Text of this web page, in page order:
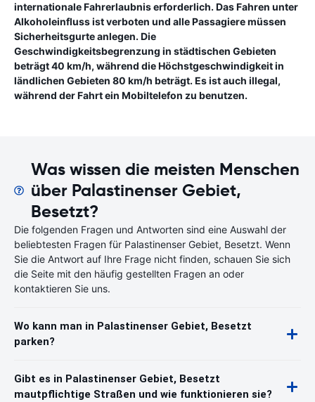
internationale Fahrerlaubnis erforderlich. Das Fahren unter
Alkoholeinfluss ist verboten und alle Passagiere müssen
Sicherheitsgurte anlegen. Die
Geschwindigkeitsbegrenzung in städtischen Gebieten
beträgt 40 km/h, während die Höchstgeschwindigkeit in
ländlichen Gebieten 80 km/h beträgt. Es ist auch illegal,
während der Fahrt ein Mobiltelefon zu benutzen.
Was wissen die meisten Menschen
über Palastinenser Gebiet,
Besetzt?
Die folgenden Fragen und Antworten sind eine Auswahl der
beliebtesten Fragen für Palastinenser Gebiet, Besetzt. Wenn
Sie die Antwort auf Ihre Frage nicht finden, schauen Sie sich
die Seite mit den häufig gestellten Fragen an oder
kontaktieren Sie uns.
Wo kann man in Palastinenser Gebiet, Besetzt
parken?
Gibt es in Palastinenser Gebiet, Besetzt
mautpflichtige Straßen und wie funktionieren sie?